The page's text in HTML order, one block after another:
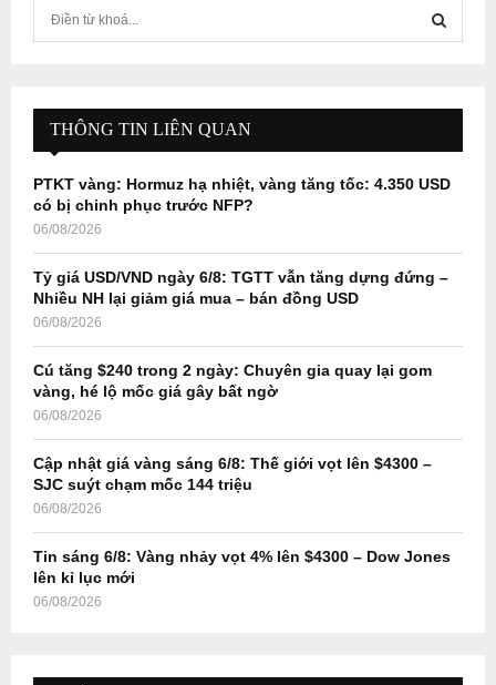
f
r
E
A
H
THÔNG TIN LIÊN QUAN
PTKT vàng: Hormuz hạ nhiệt, vàng tăng tốc: 4.350 USD
có bị chinh phục trước NFP?
06/08/2026
Tỷ giá USD/VND ngày 6/8: TGTT vẫn tăng dựng đứng –
Nhiều NH lại giảm giá mua – bán đồng USD
06/08/2026
Cú tăng $240 trong 2 ngày: Chuyên gia quay lại gom
vàng, hé lộ mốc giá gây bất ngờ
06/08/2026
Cập nhật giá vàng sáng 6/8: Thế giới vọt lên $4300 –
SJC suýt chạm mốc 144 triệu
06/08/2026
Tin sáng 6/8: Vàng nhảy vọt 4% lên $4300 – Dow Jones
lên kỉ lục mới
06/08/2026